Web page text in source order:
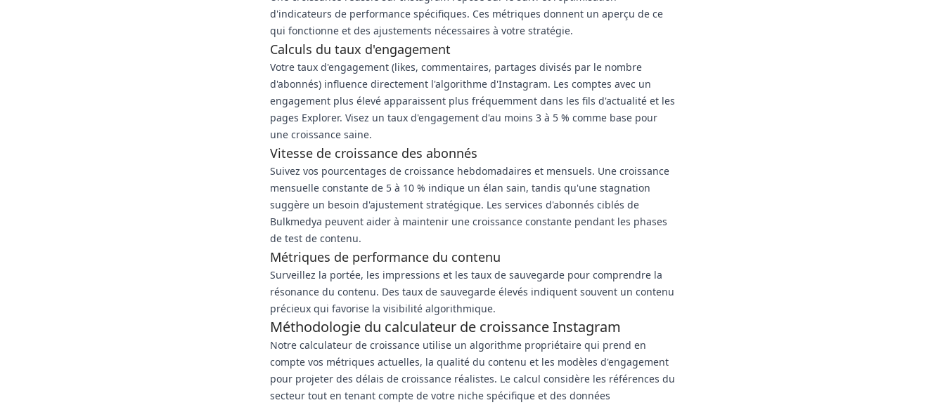
d'indicateurs de performance spécifiques. Ces métriques donnent un aperçu de ce
qui fonctionne et des ajustements nécessaires à votre stratégie.
Calculs du taux d'engagement
Votre taux d'engagement (likes, commentaires, partages divisés par le nombre
d'abonnés) influence directement l'algorithme d'Instagram. Les comptes avec un
engagement plus élevé apparaissent plus fréquemment dans les fils d'actualité et les
pages Explorer. Visez un taux d'engagement d'au moins 3 à 5 % comme base pour
une croissance saine.
Vitesse de croissance des abonnés
Suivez vos pourcentages de croissance hebdomadaires et mensuels. Une croissance
mensuelle constante de 5 à 10 % indique un élan sain, tandis qu'une stagnation
suggère un besoin d'ajustement stratégique. Les services d'abonnés ciblés de
Bulkmedya peuvent aider à maintenir une croissance constante pendant les phases
de test de contenu.
Métriques de performance du contenu
Surveillez la portée, les impressions et les taux de sauvegarde pour comprendre la
résonance du contenu. Des taux de sauvegarde élevés indiquent souvent un contenu
précieux qui favorise la visibilité algorithmique.
Méthodologie du calculateur de croissance Instagram
Notre calculateur de croissance utilise un algorithme propriétaire qui prend en
compte vos métriques actuelles, la qualité du contenu et les modèles d'engagement
pour projeter des délais de croissance réalistes. Le calcul considère les références du
secteur tout en tenant compte de votre niche spécifique et des données